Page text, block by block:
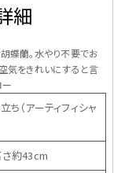
細
蝶蘭。水やり不要でお
気をきれいにすると言
（アーティフィシャ
さ約43cm